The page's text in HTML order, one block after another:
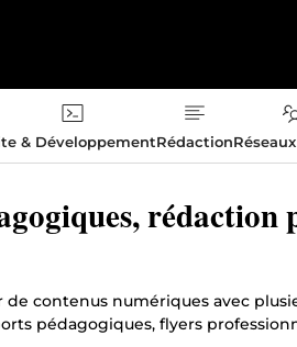
& DéveloppementRédaction
rédaction
contenus numériques avec
pédagogiques, flyers